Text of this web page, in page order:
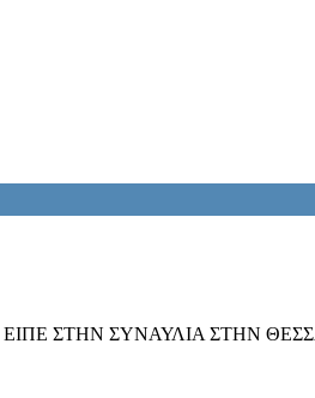
ΣΤΗΝ ΣΥΝΑΥΛΙΑ ΣΤΗΝ